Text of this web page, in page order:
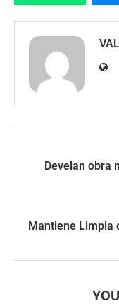
Develan obra
Mantiene Limpia